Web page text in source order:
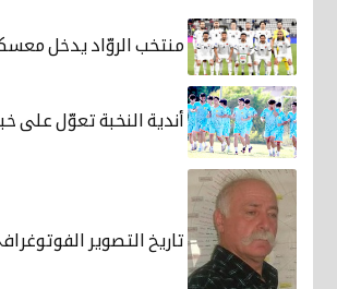
منتخب الروّاد يدخل
أندية النخبة تعوّل على
تاريخ التصوير